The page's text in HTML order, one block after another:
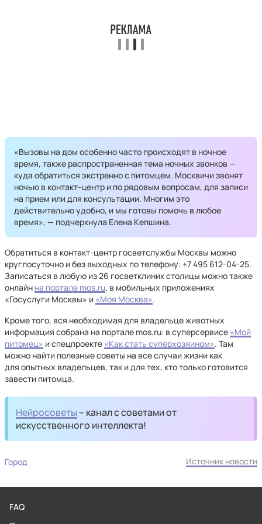
«Вызовы на дом особенно часто происходят в ночное
время, также распространенная тема ночных звонков —
куда обратиться экстренно с питомцем. Москвичи звонят
ночью в контакт-центр и по рядовым вопросам, для записи
на прием или для консультации. Многим это
действительно удобно, и мы готовы помочь в любое
время», — подчеркнула Елена Кепшина.
Обратиться в контакт-центр госветслужбы Москвы можно
круглосуточно и без выходных по телефону: +7 495 612-04-25.
Записаться в любую из 26 госветклиник столицы можно также
онлайн на портале mos.ru, в мобильных приложениях
«Госуслуги Москвы» и «Моя Москва».
Кроме того, вся необходимая для владельце животных
информация собрана на портале mos.ru: в суперсервисе «Мой
питомец» и спецпроекте «Как стать суперхозяином». Там
можно найти полезные советы на все случаи жизни как
для опытных владельцев, так и для тех, кто только готовится
завести питомца.
Нейросоветы – канал с советами от
искусственного интеллекта!
Город Источник новости
FAQ